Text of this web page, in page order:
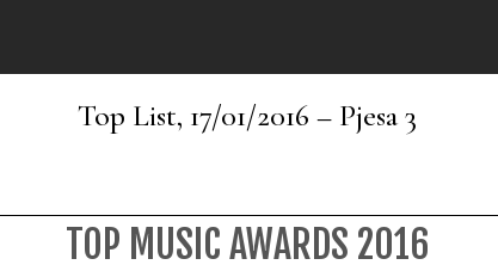
Top List, 17/01/2016 – Pjesa 3
TOP MUSIC AWARDS 2016